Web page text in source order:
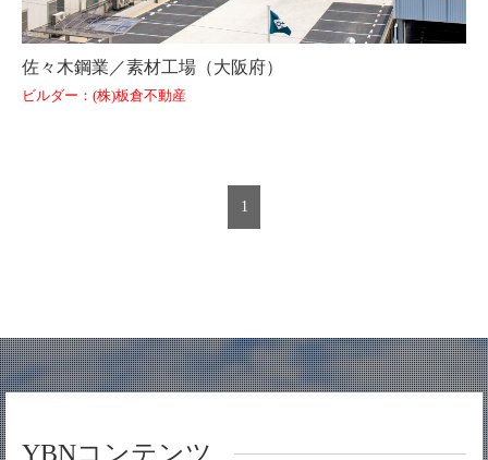
佐々木鋼業／素材工場（大阪府）
ビルダー：(株)板倉不動産
1
YBNコンテンツ